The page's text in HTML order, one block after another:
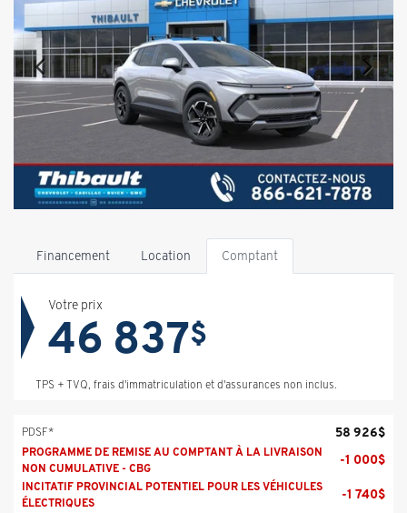
Financement Location Comptant
Votre prix
46 837$
TPS + TVQ, frais d'immatriculation et d'assurances non inclus.
PDSF* 58 926$
PROGRAMME DE REMISE AU COMPTANT À LA LIVRAISON
NON CUMULATIVE - CBG
-1 000$
INCITATIF PROVINCIAL POTENTIEL POUR LES VÉHICULES
ÉLECTRIQUES
-1 740$